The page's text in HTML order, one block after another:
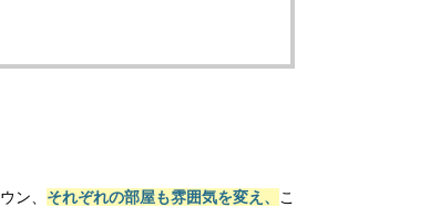
ン、 それぞれの部屋も雰囲気を変え、
こ